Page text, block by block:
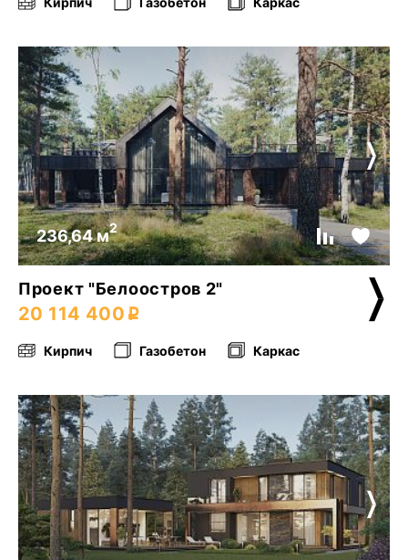
236,64 м2
Проект "Белоостров 2"
20 114 400
Кирпич Газобетон Каркас